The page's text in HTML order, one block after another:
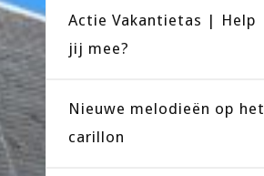
Actie Vakantietas | Help
jij mee?
Nieuwe melodieën op het
carillon